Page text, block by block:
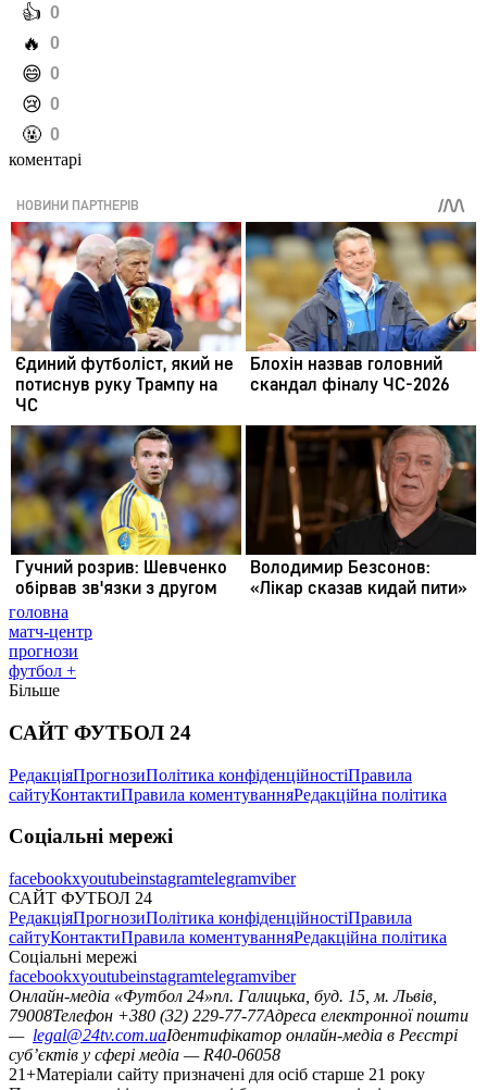
️👍 0
️🔥 0
️😄 0
️😢 0
️🤬 0
коментарі
головна
матч-центр
прогнози
футбол +
Більше
САЙТ ФУТБОЛ 24
РедакціяПрогнозиПолітика конфіденційностіПравила
сайтуКонтактиПравила коментуванняРедакційна політика
Соціальні мережі
facebookxyoutubeinstagramtelegramviber
САЙТ ФУТБОЛ 24
РедакціяПрогнозиПолітика конфіденційностіПравила
сайтуКонтактиПравила коментуванняРедакційна політика
Соціальні мережі
facebookxyoutubeinstagramtelegramviber
Онлайн-медіа «Футбол 24»пл. Галицька, буд. 15, м. Львів,
79008Телефон +380 (32) 229-77-77Адреса електронної пошти
— legal@24tv.com.uaІдентифікатор онлайн-медіа в Реєстрі
суб’єктів у сфері медіа — R40-06058
21+Матеріали сайту призначені для осіб старше 21 року